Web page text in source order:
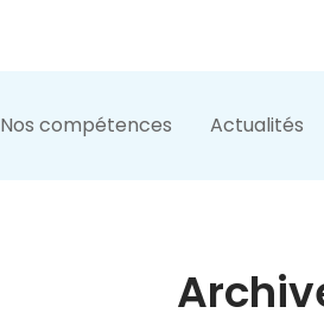
Nos compétences Actualités